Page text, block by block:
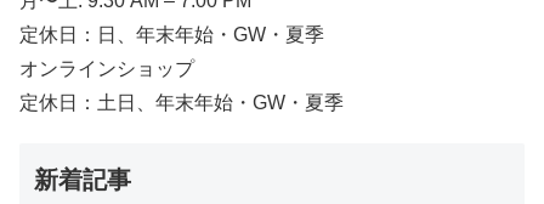
定休日：日、年末年始・GW・夏季
オンラインショップ
定休日：土日、年末年始・GW・夏季
新着記事